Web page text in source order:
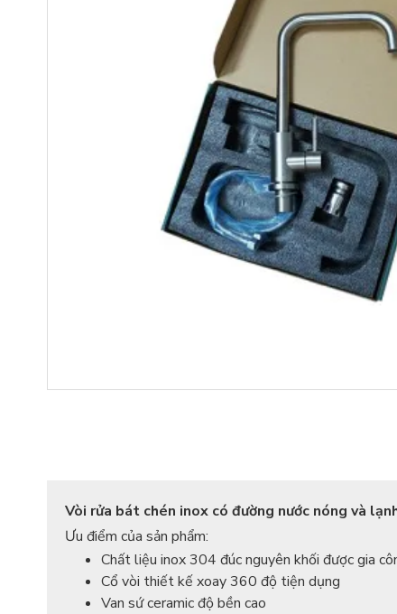
Vòi rửa bát chén inox có đường nước nóng và
Ưu điểm của sản phẩm:
Chất liệu inox 304 đúc nguyên khối được gia
Cổ vòi thiết kế xoay 360 độ tiện dụng
Van sứ ceramic độ bền cao